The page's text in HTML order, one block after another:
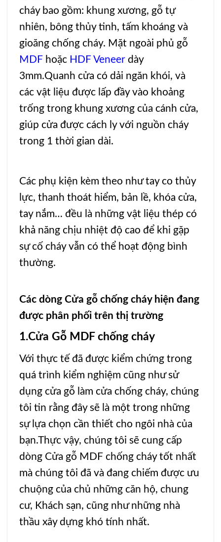
cháybao gồm: khung xương, gỗ tự
nhiên, bông thủy tinh, tấm khoáng và
gioăng chống cháy. Mặt ngoài phủ gỗ
MDF hoặc HDF Veneer dày
3mm.Quanh cửa có dải ngăn khói, và
các vật liệu được lấp đầy vào khoảng
trống trong khung xương của cánh cửa,
giúp cửa được cách ly với nguồn cháy
trong 1 thời gian dài.
Các phụ kiện kèm theo như tay co thủy
lực, thanh thoát hiểm, bản lề, khóa cửa,
tay nắm… đều là những vật liệu thép có
khả năng chịu nhiệt độ cao để khi gặp
sự cố cháy vẫn có thể hoạt động bình
thường.
Các dòng Cửa gỗ chống cháy hiện đang
được phân phối trên thị trường
1.Cửa Gỗ MDF chống cháy
Với thực tế đã được kiểm chứng trong
quá trình kiểm nghiệm cũng như sử
dụng cửa gỗ làm cửa chống cháy, chúng
tôi tin rằng đây sẽ là một trong những
sự lựa chọn cần thiết cho ngôi nhà của
bạn.Thực vậy, chúng tôi sẽ cung cấp
dòng Cửa gỗ MDF chống cháytốt nhất
mà chúng tôi đã và đang chiếm được ưu
chuộng của chủ những căn hộ, chung
cư, Khách sạn, cũng như những nhà
thầu xây dựng khó tính nhất.